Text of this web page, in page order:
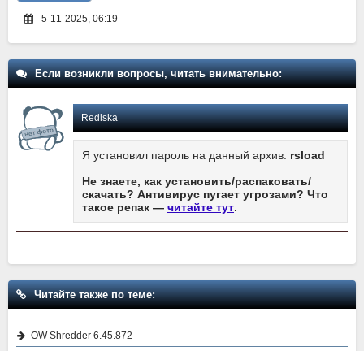
5-11-2025, 06:19
Если возникли вопросы, читать внимательно:
Rediska
Я установил пароль на данный архив: rsload
Не знаете, как установить/распаковать/
скачать? Антивирус пугает угрозами? Что
такое репак — читайте тут.
Читайте также по теме:
OW Shredder 6.45.872